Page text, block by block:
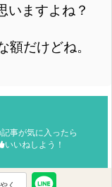
いますよね？
額だけどね。
記事が気に入ったら
いいねしよう！
く